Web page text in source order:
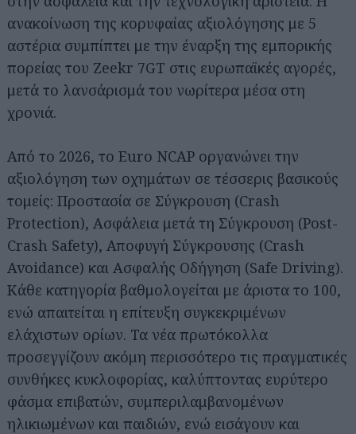
ανακοίνωση της κορυφαίας αξιολόγησης με 5
αστέρια συμπίπτει με την έναρξη της εμπορικής
πορείας του Zeekr 7GT στις ευρωπαϊκές αγορές,
μετά το λανσάρισμά του νωρίτερα μέσα στη
χρονιά.
Από το 2026, το Euro NCAP οργανώνει την
αξιολόγηση των οχημάτων σε τέσσερις βασικούς
τομείς: Προστασία σε Σύγκρουση (Crash
Protection), Ασφάλεια μετά τη Σύγκρουση (Post-
Crash Safety), Αποφυγή Σύγκρουσης (Crash
Avoidance) και Ασφαλής Οδήγηση (Safe Driving).
Κάθε κατηγορία βαθμολογείται με άριστα το 100,
ενώ απαιτείται η επίτευξη συγκεκριμένων
ελάχιστων ορίων. Τα νέα πρωτόκολλα
προσεγγίζουν ακόμη περισσότερο τις πραγματικές
συνθήκες κυκλοφορίας, καλύπτοντας ευρύτερο
φάσμα επιβατών, συμπεριλαμβανομένων
ηλικιωμένων και παιδιών, ενώ εισάγουν και